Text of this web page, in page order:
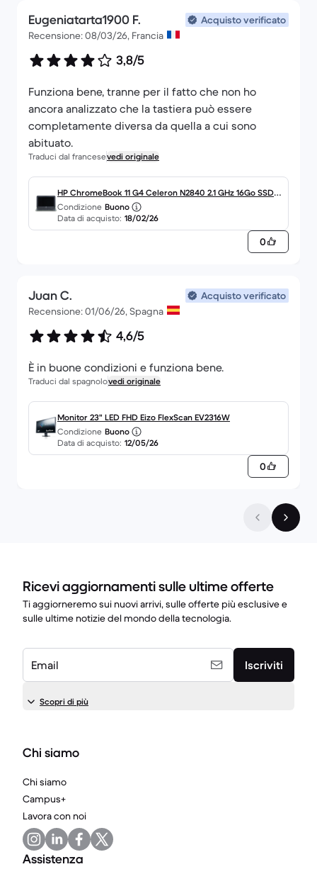
Eugeniatarta1900 F.
Acquisto verificato
Recensione: 08/03/26, Francia
3,8/5
Funziona bene, tranne per il fatto che non ho
ancora analizzato che la tastiera può essere
completamente diversa da quella a cui sono
abituato.
Traduci dal francesevedi originale
HP ChromeBook 11 G4 Celeron N2840 2.1 GHz 16Go SSD -
4Go QWERTY - Néerlandais
Condizione Buono
Data di acquisto: 18/02/26
0
Juan C.
Acquisto verificato
Recensione: 01/06/26, Spagna
4,6/5
È in buone condizioni e funziona bene.
Traduci dal spagnolovedi originale
Monitor 23" LED FHD Eizo FlexScan EV2316W
Condizione Buono
Data di acquisto: 12/05/26
0
Ricevi aggiornamenti sulle ultime offerte
Ti aggiorneremo sui nuovi arrivi, sulle offerte più esclusive e
sulle ultime notizie del mondo della tecnologia.
Email Iscriviti
Scopri di più
Chi siamo
Chi siamo
Campus+
Lavora con noi
Assistenza